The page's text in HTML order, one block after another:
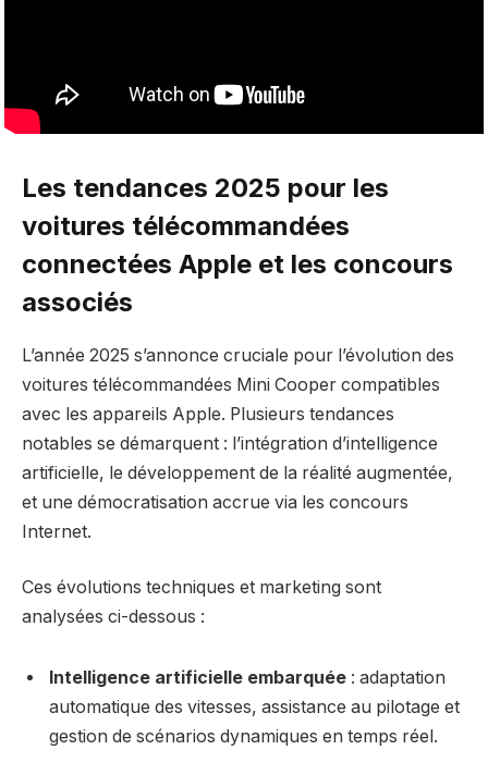
Les tendances 2025 pour les
voitures télécommandées
connectées Apple et les concours
associés
L’année 2025 s’annonce cruciale pour l’évolution des
voitures télécommandées Mini Cooper compatibles
avec les appareils Apple. Plusieurs tendances
notables se démarquent : l’intégration d’intelligence
artificielle, le développement de la réalité augmentée,
et une démocratisation accrue via les concours
Internet.
Ces évolutions techniques et marketing sont
analysées ci-dessous :
Intelligence artificielle embarquée : adaptation
automatique des vitesses, assistance au pilotage et
gestion de scénarios dynamiques en temps réel.